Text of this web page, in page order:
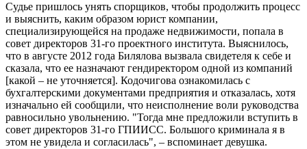
Судье пришлось унять спорщиков, чтобы продолжить процесс
и выяснить, каким образом юрист компании,
специализирующейся на продаже недвижимости, попала в
совет директоров 31-го проектного института. Выяснилось,
что в августе 2012 года Билялова вызвала свидетеля к себе и
сказала, что ее назначают гендиректором одной из компаний
[какой – не уточняется]. Кодочигова ознакомилась с
бухгалтерскими документами предприятия и отказалась, хотя
изначально ей сообщили, что неисполнение воли руководства
равносильно увольнению. "Тогда мне предложили вступить в
совет директоров 31-го ГПИИСС. Большого криминала я в
этом не увидела и согласилась", – вспоминает девушка.